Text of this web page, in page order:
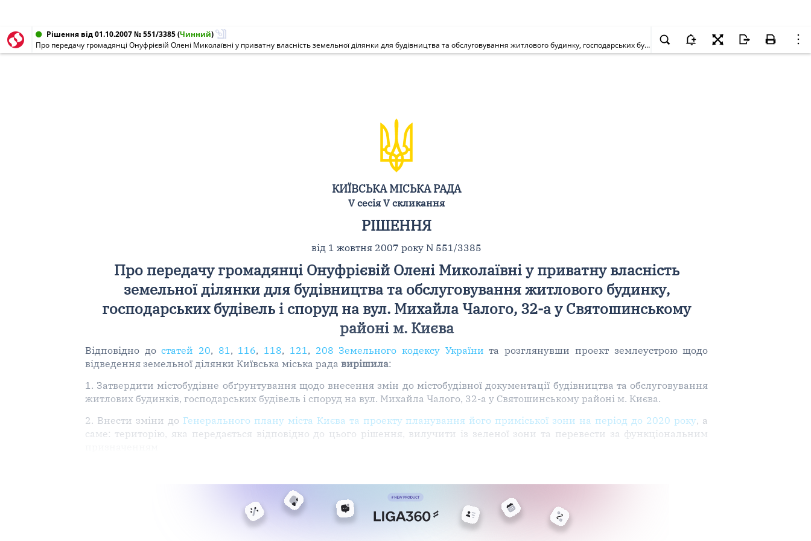
Рішення від 01.10.2007 № 551/3385(Чинний)
Про передачу громадянці Онуфрієвій Олені Миколаївні у приватну власність земельної ділянки для будівництва та обслуговування житлового будинку, господарських будівель і споруд на вул. Михайла Чалого, 32-а у Святошинському районі м. Києва
КИЇВСЬКА МІСЬКА РАДА
V сесія V скликання
РІШЕННЯ
від 1 жовтня 2007 року N 551/3385
Про передачу громадянці Онуфрієвій Олені Миколаївні у приватну власність
земельної ділянки для будівництва та обслуговування житлового будинку,
господарських будівель і споруд на вул. Михайла Чалого, 32-а у Святошинському
районі м. Києва
Відповідно достатей 20, 81 , 116, 118, 121 , 208 Земельного кодексу України та розглянувши проект землеустрою щодо
відведення земельної ділянки Київська міська рада вирішила:
1. Затвердити містобудівне обґрунтування щодо внесення змін до містобудівної документації будівництва та обслуговування
житлових будинків, господарських будівель і споруд на вул. Михайла Чалого, 32-а у Святошинському районі м. Києва.
2. Внести зміни до Генерального плану міста Києва та проекту планування його приміської зони на період до 2020 року, а
саме: територію, яка передається відповідно до цього рішення, вилучити із зеленої зони та перевести за функціональним